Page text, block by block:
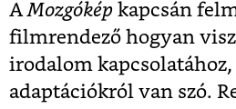
AMozgókép kapcsán
filmrendező hogyan
irodalom kapcsolatához,
adaptációkról van szó.